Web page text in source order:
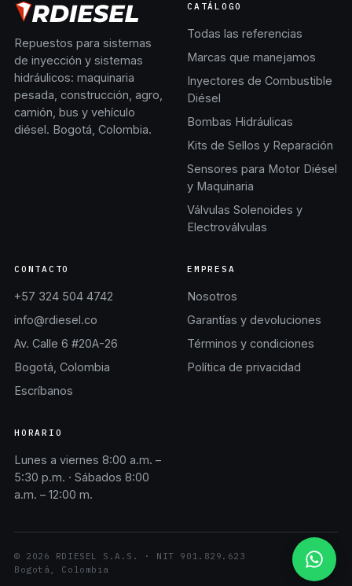
Repuestos para sistemas
de inyección y sistemas
hidráulicos: maquinaria
pesada, construcción, agro,
camión, bus y vehículo
diésel. Bogotá, Colombia.
CATÁLOGO
Todas las referencias
Marcas que manejamos
Inyectores de Combustible
Diésel
Bombas Hidráulicas
Kits de Sellos y Reparación
Sensores para Motor Diésel
y Maquinaria
Válvulas Solenoides y
Electroválvulas
CONTACTO
+57 324 504 4742
info@rdiesel.co
Av. Calle 6 #20A-26
Bogotá, Colombia
Escríbanos
EMPRESA
Nosotros
Garantías y devoluciones
Términos y condiciones
Política de privacidad
HORARIO
Lunes a viernes 8:00 a.m. –
5:30 p.m. · Sábados 8:00
a.m. – 12:00 m.
© 2026 RDIESEL S.A.S. · NIT 901.829.623
Bogotá, Colombia